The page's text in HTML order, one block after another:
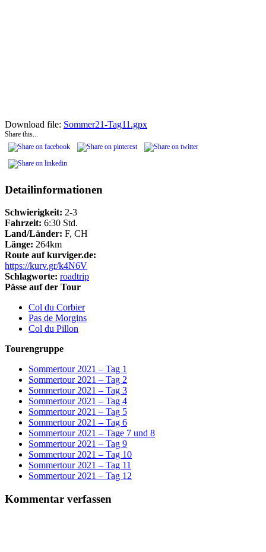
Download file: Sommer21-Tag11.gpx
Share this...
Detailinformationen
Schwierigkeit: 2-3
Fahrzeit: 6:30 Std.
Land/Länder: F, CH
Länge: 264km
Route auf kurviger.de:
https://kurv.gr/k4N6V
Schlagworte: roadtrip
Pässe auf der Tour
Col du Corbier
Pas de Morgins
Col du Pillon
Tourengruppe
Sommertour 2021 – Tag 1
Sommertour 2021 – Tag 2
Sommertour 2021 – Tag 3
Sommertour 2021 – Tag 4
Sommertour 2021 – Tag 5
Sommertour 2021 – Tag 6
Sommertour 2021 – Tage 7 und 8
Sommertour 2021 – Tag 9
Sommertour 2021 – Tag 10
Sommertour 2021 – Tag 11
Sommertour 2021 – Tag 12
Kommentar verfassen